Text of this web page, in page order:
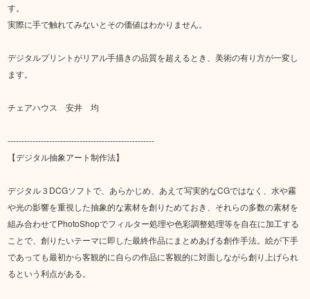
す。
実際に手で触れてみないとその価値はわかりません。
デジタルプリントがリアル手描きの品質を超えるとき、美術の有り方が一変し
ます。
チェアハウス 安井 均
-----------------------------------------------------
【デジタル抽象アート制作法】
デジタル３DCGソフトで、あらかじめ、あえて写実的なCGではなく、水や霧
や光の影響を重視した抽象的な素材を創りためておき、それらの多数の素材を
組み合わせてPhotoShopでフィルター処理や色彩調整処理等を自在に加工する
ことで、創りたいテーマに即した最終作品にまとめあげる創作手法。絵が下手
であっても最初から客観的に自らの作品に客観的に対面しながら創り上げられ
るという利点がある。